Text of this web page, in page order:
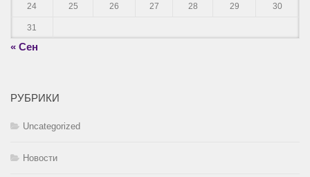
24 25 26 27 28 29 30
31
« Сен
РУБРИКИ
Uncategorized
Новости